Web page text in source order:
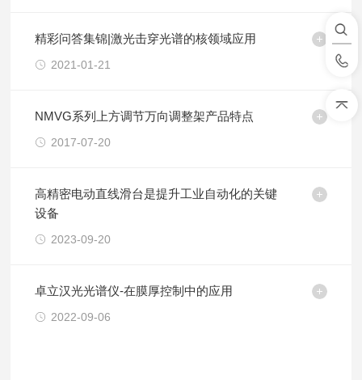
精彩问答集锦|激光击穿光谱的核领域应用
2021-01-21
NMVG系列上方调节万向调整架产品特点
2017-07-20
高精密电动直线滑台是提升工业自动化的关键
设备
2023-09-20
卓立汉光光谱仪-在膜厚控制中的应用
2022-09-06